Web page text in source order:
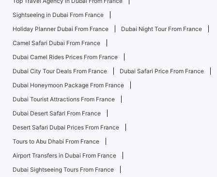
Sightseeing in Dubai From France
Holiday Planner Dubai From France
Dubai Night Tour From France
Camel Safari Dubai From France
Dubai Camel Rides Prices From France
Dubai City Tour Deals From France
Dubai Safari Price From France
Dubai Honeymoon Package From France
Dubai Tourist Attractions From France
Dubai Desert Safari From France
Desert Safari Dubai Prices From France
Tours to Abu Dhabi From France
Airport Transfers in Dubai From France
Dubai Sightseeing Tours From France